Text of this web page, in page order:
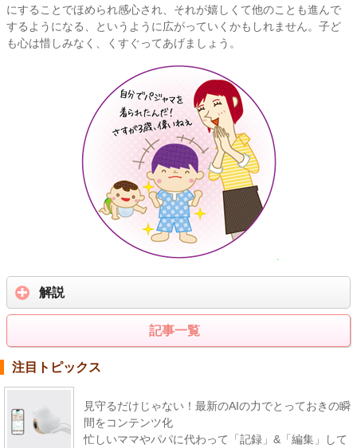
にすることでほめられ感心され、それが嬉しくて他のことも進んで
するようになる、というように広がっていくかもしれません。子ど
も心は惜しみなく、くすぐってあげましょう。
解説
記事一覧
注目トピックス
見守るだけじゃない！最新のAIの力でとっておきの瞬
間をコンテンツ化
忙しいママやパパに代わって「記録」&「編集」して